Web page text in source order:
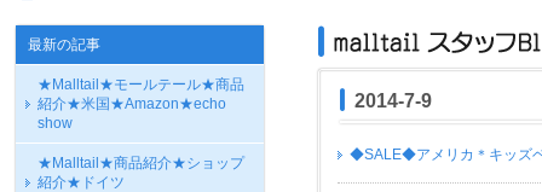
最新の記事
★Malltail★モールテール★商品
紹介★米国★Amazon★echo
show
★Malltail★商品紹介★ショップ
紹介★ドイツ
2014-7-9
◆SALE◆アメリカ＊キッズ